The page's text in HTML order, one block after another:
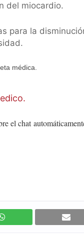
del miocardio.
para la
médica.
el chat